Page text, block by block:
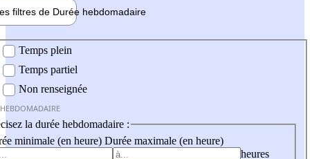
filtres de Durée hebdomadaire
Temps plein
Temps partiel
Non renseignée
la durée hebdomadaire :
minimale (en heure) Durée maximale (en heure)
heures